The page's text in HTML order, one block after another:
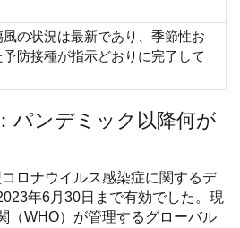
の状況は最新であり、季節性お
防接種が指示どおりに完了して
パンデミック以降何が
ロナウイルス感染症に関するデ
年6月30日まで有効でした。現
（WHO）が管理するグローバル